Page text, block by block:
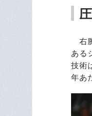
右
ある
技術
年あ